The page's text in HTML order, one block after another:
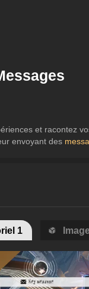
et racontez
envoyant des
1